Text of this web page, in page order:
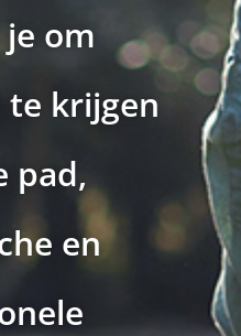
om
krijgen
pad,
en